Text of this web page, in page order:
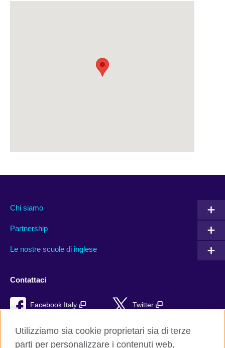
Chi siamo
Partnership
Le nostre scuole di inglese
Contattaci
Facebook Italy Twitter
YouTube TikTok
Utilizziamo sia cookie proprietari sia di terze
parti per personalizzare i contenuti web,